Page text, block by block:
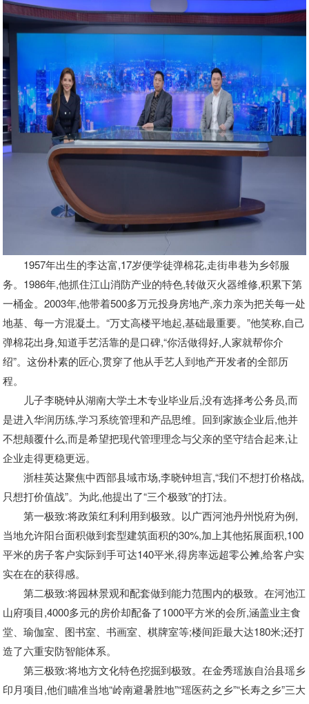
1957年出生的李达富,17岁便学徒弹棉花,走街串巷为乡邻服
务。1986年,他抓住江山消防产业的特色,转做灭火器维修,积累下第
一桶金。2003年,他带着500多万元投身房地产,亲力亲为把关每一处
地基、每一方混凝土。“万丈高楼平地起,基础最重要。”他笑称,自己
弹棉花出身,知道手艺活靠的是口碑,“你活做得好,人家就帮你介
绍”。这份朴素的匠心,贯穿了他从手艺人到地产开发者的全部历
程。
儿子李晓钟从湖南大学土木专业毕业后,没有选择考公务员,而
是进入华润历练,学习系统管理和产品思维。回到家族企业后,他并
不想颠覆什么,而是希望把现代管理理念与父亲的坚守结合起来,让
企业走得更稳更远。
浙桂英达聚焦中西部县域市场,李晓钟坦言,“我们不想打价格战,
只想打价值战”。为此,他提出了“三个极致”的打法。
第一极致:将政策红利利用到极致。以广西河池丹州悦府为例,
当地允许阳台面积做到套型建筑面积的30%,加上其他拓展面积,100
平米的房子客户实际到手可达140平米,得房率远超零公摊,给客户实
实在在的获得感。
第二极致:将园林景观和配套做到能力范围内的极致。在河池江
山府项目,4000多元的房价却配备了1000平方米的会所,涵盖业主食
堂、瑜伽室、图书室、书画室、棋牌室等;楼间距最大达180米;还打
造了六重安防智能体系。
第三极致:将地方文化特色挖掘到极致。在金秀瑶族自治县瑶乡
印月项目,他们瞄准当地“岭南避暑胜地”“瑶医药之乡”“长寿之乡”三大